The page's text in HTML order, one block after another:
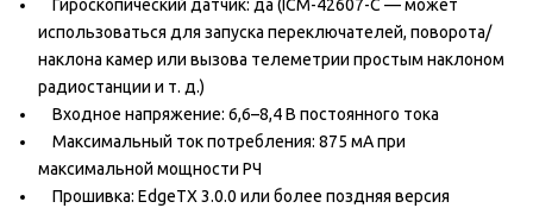
Гироскопический датчик: да (ICM-42607-C — может
использоваться для запуска переключателей, поворота/
наклона камер или вызова телеметрии простым наклоном
радиостанции и т. д.)
Входное напряжение: 6,6–8,4 В постоянного тока
Максимальный ток потребления: 875 мА при
максимальной мощности РЧ
Прошивка: EdgeTX 3.0.0 или более поздняя версия